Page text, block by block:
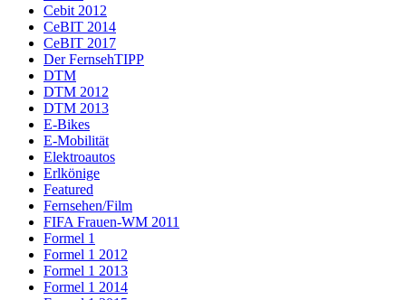
Cebit 2012
CeBIT 2014
CeBIT 2017
Der FernsehTIPP
DTM
DTM 2012
DTM 2013
E-Bikes
E-Mobilität
Elektroautos
Erlkönige
Featured
Fernsehen/Film
FIFA Frauen-WM 2011
Formel 1
Formel 1 2012
Formel 1 2013
Formel 1 2014